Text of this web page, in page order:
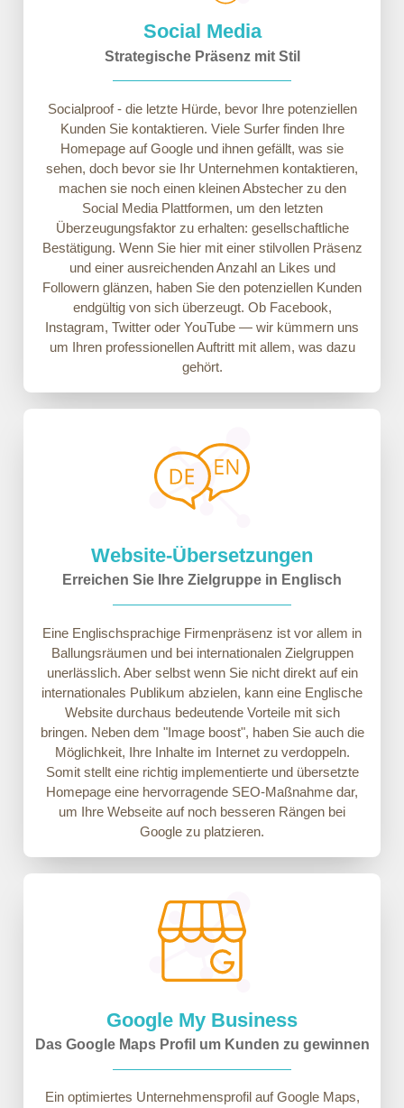
Social Media
Strategische Präsenz mit Stil
Socialproof - die letzte Hürde, bevor Ihre potenziellen
Kunden Sie kontaktieren. Viele Surfer finden Ihre
Homepage auf Google und ihnen gefällt, was sie
sehen, doch bevor sie Ihr Unternehmen kontaktieren,
machen sie noch einen kleinen Abstecher zu den
Social Media Plattformen, um den letzten
Überzeugungsfaktor zu erhalten: gesellschaftliche
Bestätigung. Wenn Sie hier mit einer stilvollen Präsenz
und einer ausreichenden Anzahl an Likes und
Followern glänzen, haben Sie den potenziellen Kunden
endgültig von sich überzeugt. Ob Facebook,
Instagram, Twitter oder YouTube — wir kümmern uns
um Ihren professionellen Auftritt mit allem, was dazu
gehört.
Website-Übersetzungen
Erreichen Sie Ihre Zielgruppe in Englisch
Eine Englischsprachige Firmenpräsenz ist vor allem in
Ballungsräumen und bei internationalen Zielgruppen
unerlässlich. Aber selbst wenn Sie nicht direkt auf ein
internationales Publikum abzielen, kann eine Englische
Website durchaus bedeutende Vorteile mit sich
bringen. Neben dem "Image boost", haben Sie auch die
Möglichkeit, Ihre Inhalte im Internet zu verdoppeln.
Somit stellt eine richtig implementierte und übersetzte
Homepage eine hervorragende SEO-Maßnahme dar,
um Ihre Webseite auf noch besseren Rängen bei
Google zu platzieren.
Google My Business
Das Google Maps Profil um Kunden zu gewinnen
Ein optimiertes Unternehmensprofil auf Google Maps,